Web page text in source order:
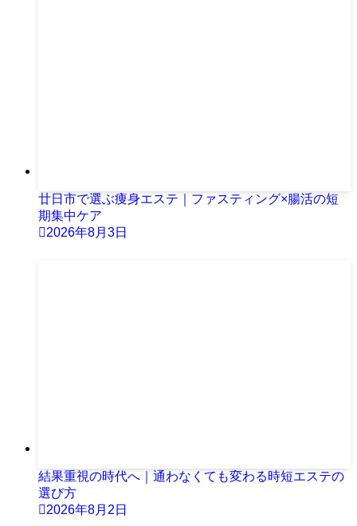
廿日市で選ぶ痩身エステ｜ファスティング×腸活の短
期集中ケア
2026年8月3日
結果重視の時代へ｜通わなくても変わる時短エステの
選び方
2026年8月2日